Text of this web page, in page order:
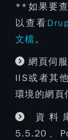
**如果要
以查看
文檔。
網頁伺
IIS或者其
環境的網頁
資料
5.5.20、